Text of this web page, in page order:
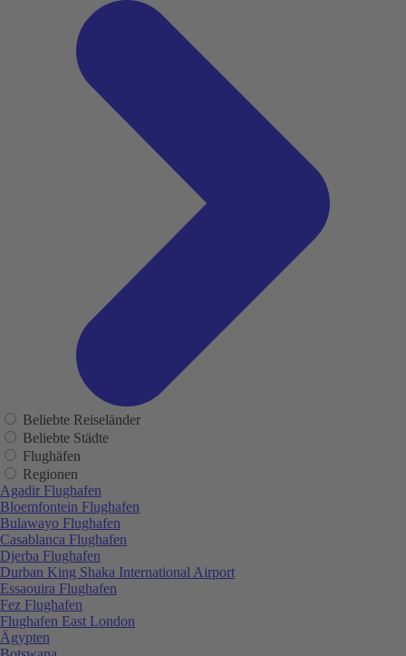
Beliebte Reiseländer
Beliebte Städte
Flughäfen
Regionen
Agadir Flughafen
Bloemfontein Flughafen
Bulawayo Flughafen
Casablanca Flughafen
Djerba Flughafen
Durban King Shaka International Airport
Essaouira Flughafen
Fez Flughafen
Flughafen East London
Ägypten